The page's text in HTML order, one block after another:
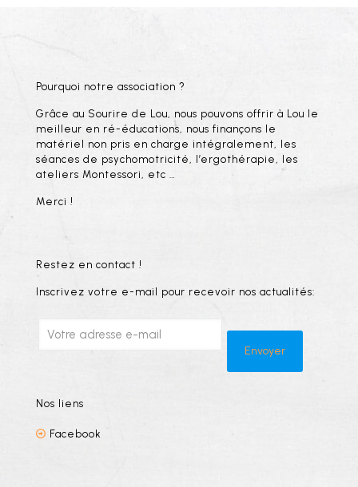
Pourquoi notre association ?
Grâce au Sourire de Lou, nous pouvons offrir à Lou le
meilleur en ré-éducations, nous finançons le
matériel non pris en charge intégralement, les
séances de psychomotricité, l’ergothérapie, les
ateliers Montessori, etc …
Merci !
Restez en contact !
Inscrivez votre e-mail pour recevoir nos actualités:
Nos liens
Facebook